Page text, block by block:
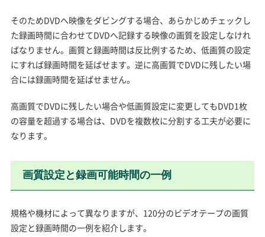
そのためDVDへ映像をダビングする場合、あらかじめチェックし
た録画時間に合わせてDVDへ記録する映像の画質を設定しなけれ
ばなりません。画質と録画時間は反比例するため、低画質の設定
にすれば録画時間を延ばせます。逆に高画質でDVDに残したい場
合には録画時間を延ばせません。
高画質でDVDに残したい場合や低画質設定に変更してもDVD1枚
の容量を超過する場合は、DVDを複数枚に分割する工夫が必要に
なります。
画質設定と録画可能時間の一例
規格や機材によって異なりますが、120分のビデオテープの画質
設定と録画時間の一例を紹介します。